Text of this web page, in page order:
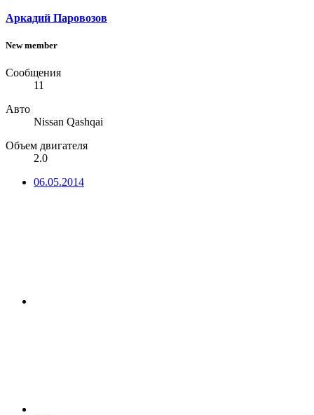
Аркадий Паровозов
New member
Сообщения
11
Авто
Nissan Qashqai
Объем двигателя
2.0
06.05.2014